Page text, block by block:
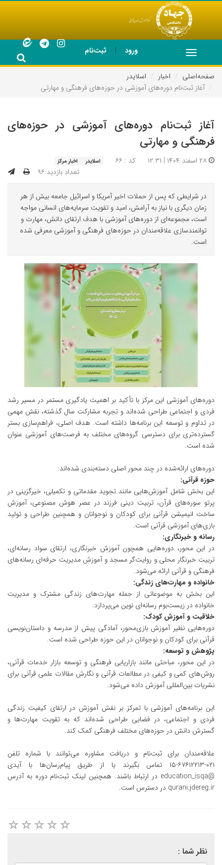
ورود | ثبت‌نام
Toggle
navigation
صفحه‌اصلی
اخبار
اسلایدر
آغاز ثبت‌نام دوره‌های آموزشی در حوزه‌های فرهنگی و مهارتی
آغاز ثبت‌نام دوره‌های آموزشی در حوزه‌های
فرهنگی و مهارتی
کد : ۶۶ اسلایدر اخبار مرکز
تعداد بازدید:۹۶
در شرایطی که پس از حملات اخیر آمریکا و اسرائیل جامعه بیش از هر
زمان دیگری با نیاز به آرامش، امید و تقویت سرمایه‌های انسانی مواجه
است، مجموعه‌ای از دوره‌های آموزشی با هدف ارتقای دانش، مهارت و
توانمندسازی علاقه‌مندان در حوزه‌های فرهنگی و آموزشی معرفی شده
است.
دوره‌های آموزشی این مرکز با تأکید بر اهمیت یادگیری مستمر در مسیر رشد
فردی و اجتماعی طراحی شده‌اند و تجربه مشارکت سال گذشته، نقش مهمی
در تداوم و توسعه این برنامه‌ها داشته است. هدف اصلی، فراهم‌سازی بستر
گسترده‌تری برای دسترسی گروه‌های مختلف به فرصت‌های آموزشی عنوان
شده است.
دوره‌های ارائه‌شده در چند محور اصلی دسته‌بندی شده‌اند:
حوزه قرآنی:
این بخش شامل آموزش‌هایی مانند تجوید مقدماتی و تکمیلی، خیرگزینی در
پرتو سوره‌های قرآن، تربیت دینی فرزند در عصر هوش مصنوعی، آموزش
ساخت انیمیشن قرآنی برای کودکان و نوجوانان و همچنین طراحی و تولید
بازی‌های آموزشی قرآنی است.
رسانه و خبرنگاری:
در این محور، دوره‌هایی همچون آموزش خبرنگاری، ارتقای سواد رسانه‌ای،
تربیت خبرنگار محلی و روایت‌گر مسجد و آموزش مدیریت حرفه‌ای رسانه‌های
فرهنگی و قرآنی ارائه می‌شود.
خانواده و مهارت‌های زندگی:
این بخش به موضوعاتی از جمله مهارت‌های زندگی مشترک و مدیریت
خانواده در زیست‌بوم رسانه‌ای نوین می‌پردازد.
خلاقیت و آموزش کودک:
دوره‌هایی نظیر آموزش بازی‌محور، آمادگی پیش از مدرسه و داستان‌نویسی
قرآنی برای کودکان و نوجوانان در این حوزه طراحی شده است.
پژوهش و توسعه:
در این محور، مباحثی مانند بازاریابی فرهنگی و توسعه بازار خدمات قرآنی،
روش‌های کمی و کیفی در مطالعات قرآنی و نگارش مقالات علمی قرآنی برای
نشریات بین‌المللی آموزش داده می‌شود.
این برنامه‌های آموزشی با تمرکز بر نقش آموزش در ارتقای کیفیت زندگی
فردی و اجتماعی، در فضایی طراحی شده‌اند که به تقویت مهارت‌ها و
گسترش دانش در حوزه‌های مختلف فرهنگی کمک کند.
علاقه‌مندان برای ثبت‌نام و دریافت مشاوره می‌توانند با شماره تلفن
۰۲۱-۶۷۶۱۲۲۱۳-۱۵ تماس بگیرند یا از طریق پیام‌رسان‌ها با آیدی
@education_isqa در ارتباط باشند. همچنین لینک ثبت‌نام دوره به آدرس
qurani.jdereg.ir در دسترس است.
نظر شما :